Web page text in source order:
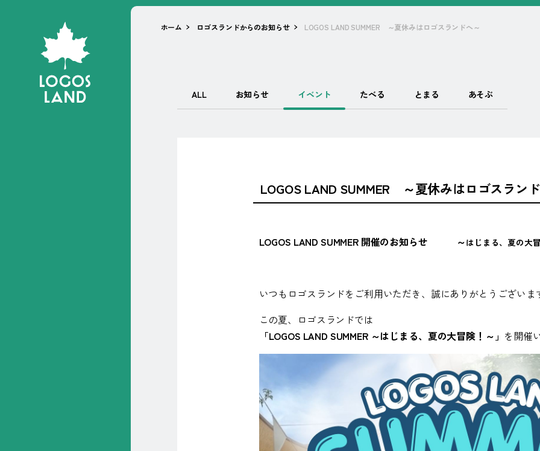
ホーム ロゴスランドからのお知らせ LOGOS LAND SUMMER ～夏休みはロゴスランドへ～
ALL お知らせ イベント たべる とまる あそぶ
LOGOS LAND SUMMER ～夏休みはロゴスラン
LOGOS LAND SUMMER 開催のお知らせ ～はじまる、夏の大
いつもロゴスランドをご利用いただき、誠にありがとうございま
この夏、ロゴスランドでは
「LOGOS LAND SUMMER ～はじまる、夏の大冒険！～」 を開催